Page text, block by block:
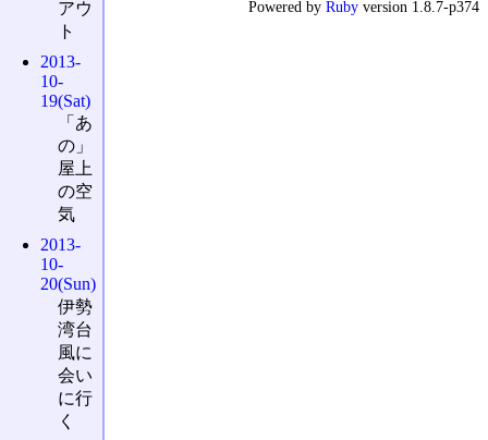
アウ
ト
2013-
10-
19(Sat)
「あ
の」
屋上
の空
気
2013-
10-
20(Sun)
伊勢
湾台
風に
会い
に行
く
Powered by Ruby version 1.8.7-p374